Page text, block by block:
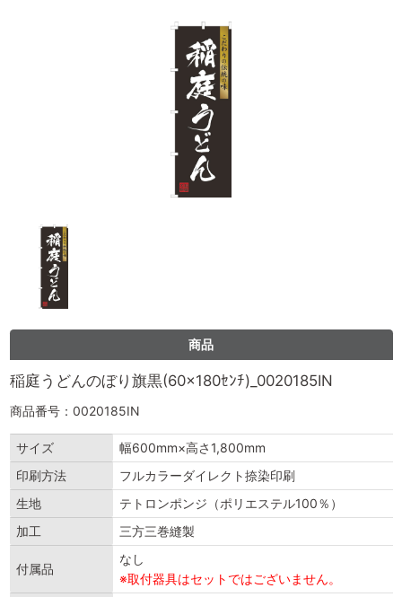
商品
稲庭うどんのぼり旗黒(60×180ｾﾝﾁ)_0020185IN
商品番号：0020185IN
サイズ
幅600mm×高さ1,800mm
印刷方法
フルカラーダイレクト捺染印刷
生地
テトロンポンジ（ポリエステル100％）
加工
三方三巻縫製
付属品
なし
※取付器具はセットではございません。